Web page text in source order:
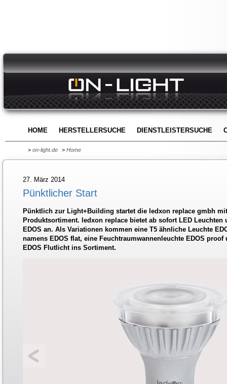
HOME HERSTELLERSUCHE DIENSTLEISTERSUCHE
> on-light.de > Home
27. März 2014
Pünktlicher Start
Pünktlich zur Light+Building startet die ledxon replace gmbh
Produktsortiment. ledxon replace bietet ab sofort LED Leuchten
EDOS an. Als Variationen kommen eine T5 ähnliche Leuchte
namens EDOS flat, eine Feuchtraumwannenleuchte EDOS
EDOS Flutlicht ins Sortiment.